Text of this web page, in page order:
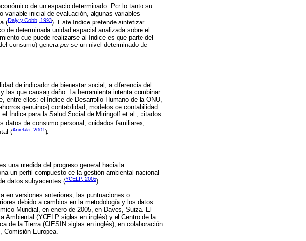
de un espacio determinado. Por lo tanto su
variable inicial de evaluación, algunas variables
(Daly y Cobb, 1993). Este índice pretende sintetizar
de determinada unidad espacial analizada sobre el
que puede realizarse al índice es que parte del
consumo) genera per se un nivel determinado de
de indicador de bienestar social, a diferencia del
las que causan daño. La herramienta intenta combinar
entre ellos: el Índice de Desarrollo Humano de la ONU,
genuinos) contabilidad, modelos de contabilidad
Índice para la Salud Social de Miringoff et al., citados
datos de consumo personal, cuidados familiares,
(Anielski, 2001 ).
una medida del progreso general hacia la
un perfil compuesto de la gestión ambiental nacional
datos subyacentes (YCELP, 2005).
en versiones anteriores; las puntuaciones o
debido a cambios en la metodología y los datos
Mundial, en enero de 2005, en Davos, Suiza. El
Ambiental (YCELP siglas en inglés) y el Centro de la
de la Tierra (CIESIN siglas en inglés), en colaboración
Comisión Europea.